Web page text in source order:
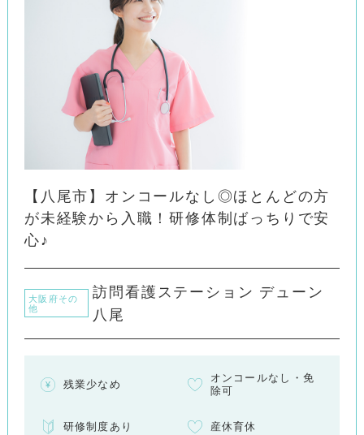
【八尾市】オンコールなし◎ほとんどの方
が未経験から入職！研修体制ばっちりで安
心♪
大阪府その
他
訪問看護ステーション デューン
八尾
残業少なめ
オンコールなし・免
除可
研修制度あり 産休育休